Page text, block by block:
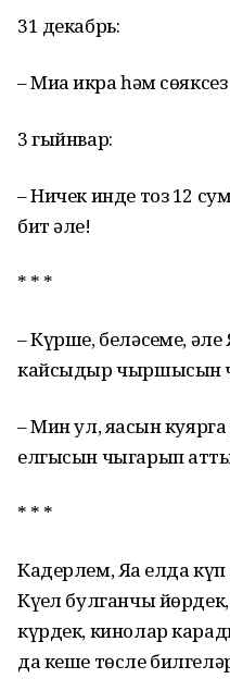
31 декабрь:
– Миңа икра һәм
3 гыйнвар:
– Ничек инде тоз 12
бит әле!
* * *
– Күрше, беләсеңме,
кайсыдыр чыршысын
– Мин ул, яңасын
елгысын чыгарып
* * *
Кадерлем, Яңа елда
Күңел булганчы
күрдек, кинолар
да кеше төсле